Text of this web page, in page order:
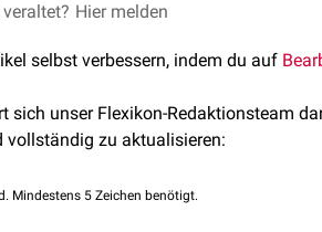
Genicular Vein (Right)
Hier melden
selbst verbessern, indem du auf
sich unser Flexikon-Redaktionsteam
vollständig zu aktualisieren:
Mindestens 5 Zeichen benötigt.